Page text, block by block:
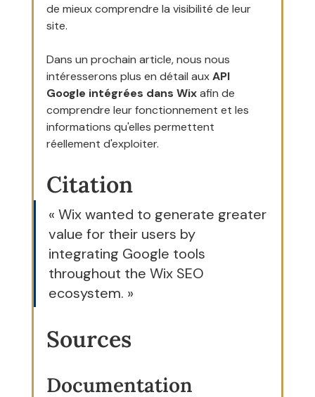
de mieux comprendre la visibilité de leur
site.
Dans un prochain article, nous nous
intéresserons plus en détail aux API
Google intégrées dans Wix afin de
comprendre leur fonctionnement et les
informations qu'elles permettent
réellement d'exploiter.
Citation
« Wix wanted to generate greater
value for their users by
integrating Google tools
throughout the Wix SEO
ecosystem. »
Sources
Documentation